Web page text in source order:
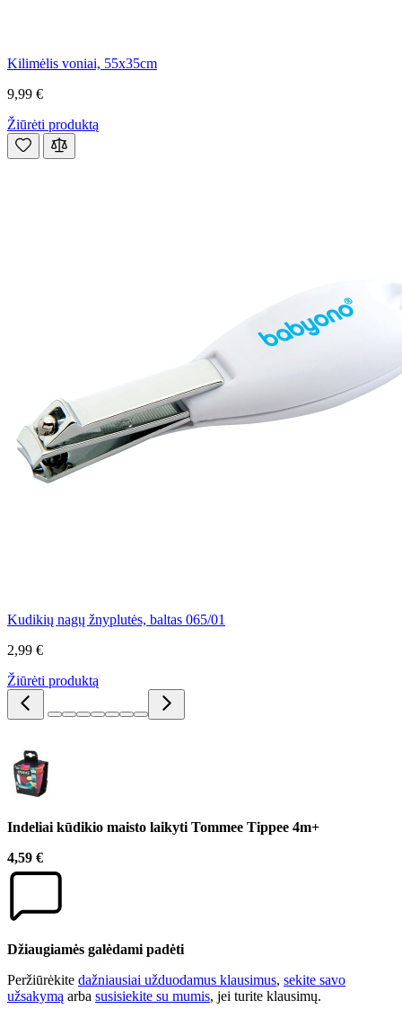
Kilimėlis voniai, 55x35cm
9,99 €
Žiūrėti produktą
Kudikių nagų žnyplutės, baltas 065/01
2,99 €
Žiūrėti produktą
Indeliai kūdikio maisto laikyti Tommee Tippee 4m+
4,59 €
Džiaugiamės galėdami padėti
Peržiūrėkite dažniausiai užduodamus klausimus, sekite savo
užsakymą arba susisiekite su mumis, jei turite klausimų.